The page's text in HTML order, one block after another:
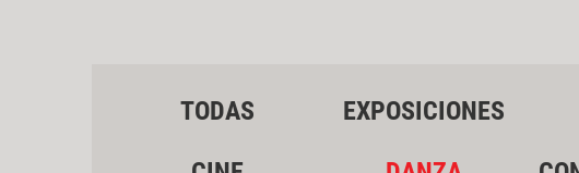
TODAS EXPOSICIONES